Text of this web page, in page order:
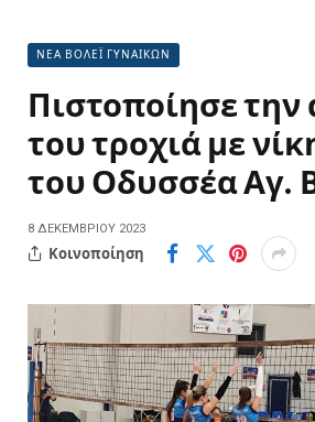
ΝΕΑ ΒΟΛΕΪ ΓΥΝΑΙΚΩΝ
Πιστοποίησε την
του τροχιά με
του Οδυσσέα Αγ.
8 ΔΕΚΕΜΒΡΊΟΥ 2023
Κοινοποίηση